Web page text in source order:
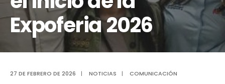
Expoferia 2026
27 DE FEBRERO DE 2026 | NOTICIAS | COMUNICACIÓN